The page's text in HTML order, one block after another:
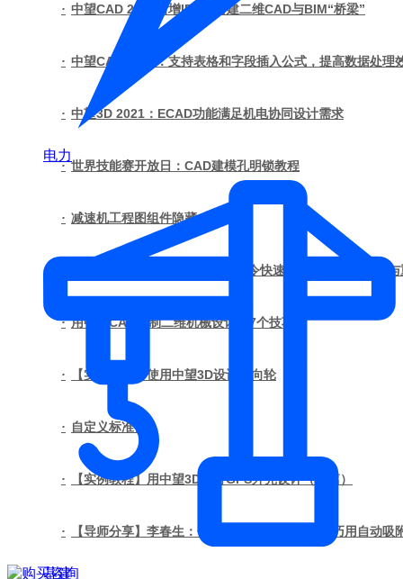
电力
基建
· 中望CAD 2022新增IFC：搭建二维CAD与BIM“桥梁”
· 中望CAD 2021：支持表格和字段插入公式，提高数据处理
· 中望3D 2021：ECAD功能满足机电协同设计需求
· 世界技能赛开放日：CAD建模孔明锁教程
· 减速机工程图组件隐藏
实用技巧：中望机械——一个命令快速算出CAD图形面积与
· 用中望CAD绘制二维机械设计的7个技巧
· 【实例教程】使用中望3D设计万向轮
· 自定义标准件
· 【实例教程】用中望3D进行GPS外壳设计（上篇）
· 【导师分享】李春生：你所不知道的实用技巧--巧用自动吸